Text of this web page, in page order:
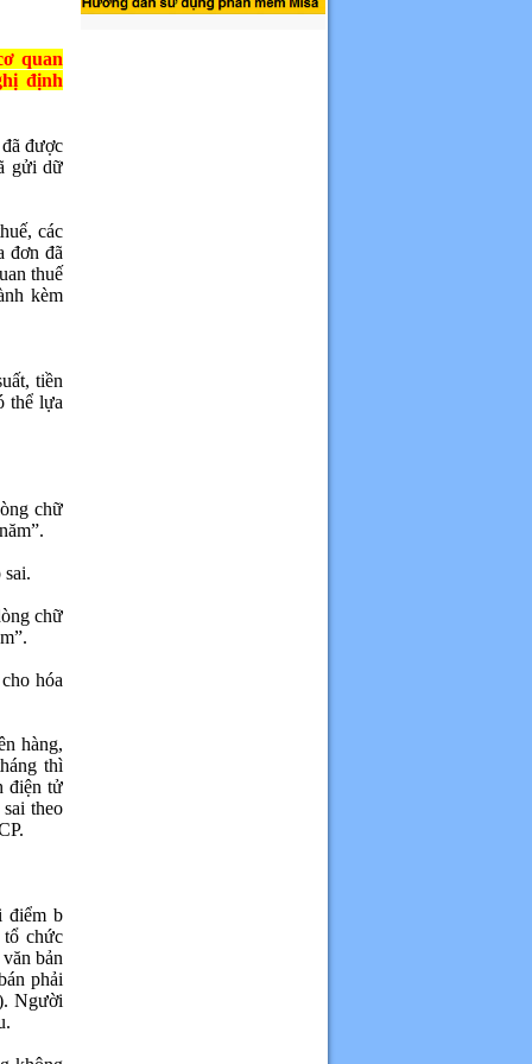
quan
định
được
gửi dữ
các
đơn đã
thuế
kèm
tiền
thể lựa
chữ
chữ
hóa
hàng,
thì
điện tử
theo
điểm b
tổ chức
bản
phải
Người